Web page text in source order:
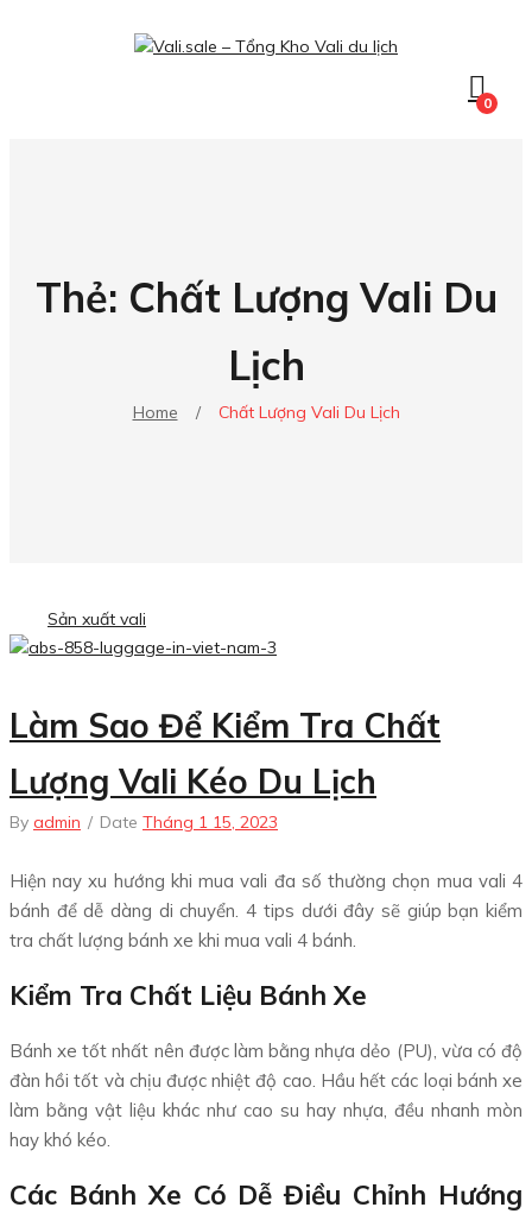
0
Thẻ: Chất Lượng Vali Du
Lịch
Home / Chất Lượng Vali Du Lịch
Sản xuất vali
Làm Sao Để Kiểm Tra Chất
Lượng Vali Kéo Du Lịch
By admin / Date Tháng 1 15, 2023
Hiện nay xu hướng khi mua vali đa số thường chọn mua vali 4
bánh để dễ dàng di chuyển. 4 tips dưới đây sẽ giúp bạn kiểm
tra chất lượng bánh xe khi mua vali 4 bánh.
Kiểm Tra Chất Liệu Bánh Xe
Bánh xe tốt nhất nên được làm bằng nhựa dẻo (PU), vừa có độ
đàn hồi tốt và chịu được nhiệt độ cao. Hầu hết các loại bánh xe
làm bằng vật liệu khác như cao su hay nhựa, đều nhanh mòn
hay khó kéo.
Các Bánh Xe Có Dễ Điều Chỉnh Hướng